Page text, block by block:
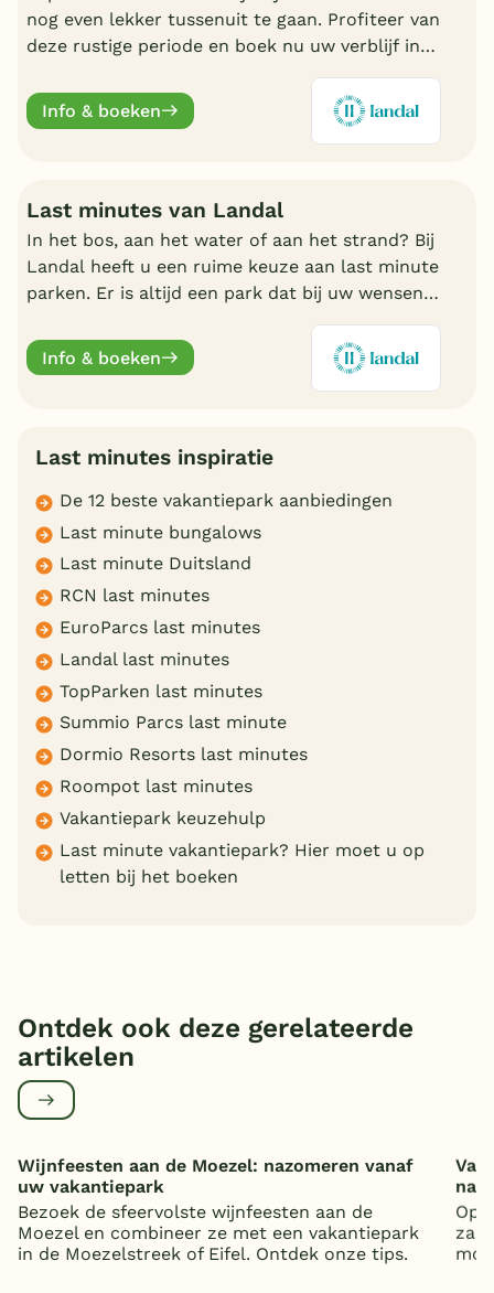
nog even lekker tussenuit te gaan. Profiteer van
deze rustige periode en boek nu uw verblijf in
Info & boeken
Last minutes van Landal
In het bos, aan het water of aan het strand? Bij
Landal heeft u een ruime keuze aan last minute
parken. Er is altijd een park dat bij uw wensen
online.
Info & boeken
Last minutes inspiratie
De 12 beste vakantiepark aanbiedingen
Last minute bungalows
Last minute Duitsland
RCN last minutes
EuroParcs last minutes
Landal last minutes
TopParken last minutes
Summio Parcs last minute
Dormio Resorts last minutes
Roompot last minutes
Vakantiepark keuzehulp
Last minute vakantiepark? Hier moet u op
letten bij het boeken
Ontdek ook deze gerelateerde
artikelen
Wijnfeesten aan de Moezel: nazomeren vanaf
uw vakantiepark
Bezoek de sfeervolste wijnfeesten aan de
Moezel en combineer ze met een vakantiepark
in de Moezelstreek of Eifel. Ontdek onze tips.
Op